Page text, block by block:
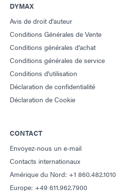
DYMAX
Avis de droit d'auteur
Conditions Générales de Vente
Conditions générales d'achat
Conditions générales de service
Conditions d'utilisation
Déclaration de confidentialité
Déclaration de Cookie
CONTACT
Envoyez-nous un e-mail
Contacts internationaux
Amérique du Nord: +1 860.482.1010
Europe: +49 611.962.7900